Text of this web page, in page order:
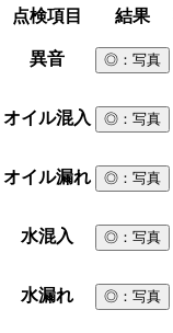
点検項目 結果
異音 ◎ ：写真
オイル混入 ◎ ：写真
オイル漏れ ◎ ：写真
水混入 ◎ ：写真
水漏れ ◎ ：写真